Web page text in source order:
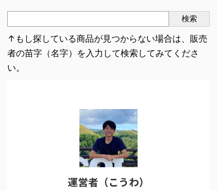
検索
↑もし探している商品が見つからない場合は、販売
者の苗字（名字）を入力して検索してみてくださ
い。
運営者（こうわ）